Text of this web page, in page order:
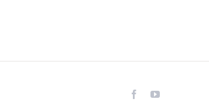
FacebookYouTube